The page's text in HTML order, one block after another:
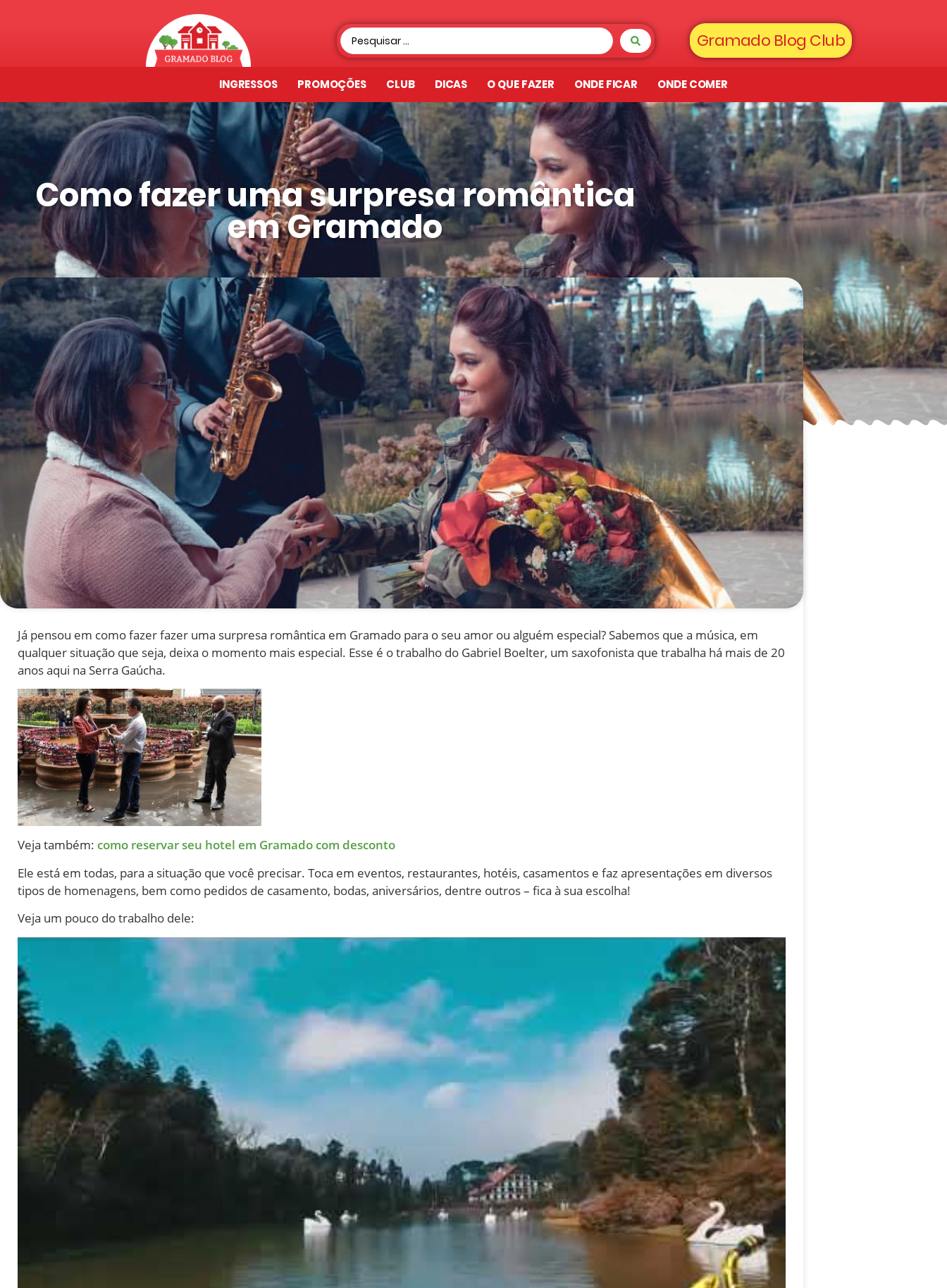
Gramado Blog Club
INGRESSOS PROMOÇÕES CLUB DICAS O QUE FAZER ONDE FICAR ONDE COMER
Como fazer uma surpresa romântica
em Gramado
Já pensou em como fazer fazer uma surpresa romântica em Gramado para o seu amor ou alguém especial? Sabemos que a música, em
qualquer situação que seja, deixa o momento mais especial. Esse é o trabalho do Gabriel Boelter, um saxofonista que trabalha há mais de 20
anos aqui na Serra Gaúcha.
Veja também: como reservar seu hotel em Gramado com desconto
Ele está em todas, para a situação que você precisar. Toca em eventos, restaurantes, hotéis, casamentos e faz apresentações em diversos
tipos de homenagens, bem como pedidos de casamento, bodas, aniversários, dentre outros – fica à sua escolha!
Veja um pouco do trabalho dele: